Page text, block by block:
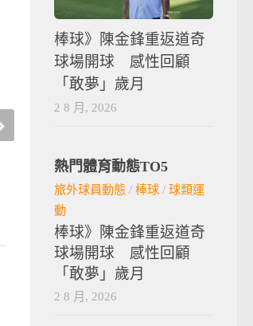
捲土重來 想
棒球》八轟七發打獅 張
別設想啦！
棒球》陳金鋒重返道奇
球場開球 感性回顧
「敢夢」歲月
2 8 月, 2026
熱門體育動態TO5
旅外球員動態 / 棒球 / 球類運
動
棒球》陳金鋒重返道奇
球場開球 感性回顧
「敢夢」歲月
2 8 月, 2026